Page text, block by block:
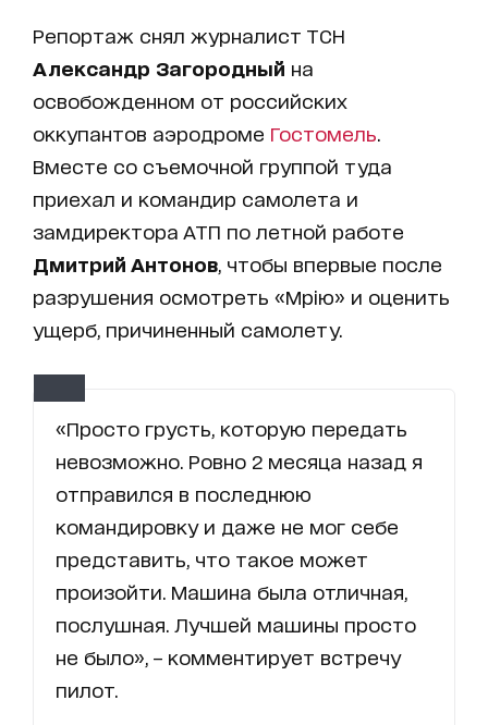
Репортаж снял журналист ТСН
Александр Загородный на
освобожденном от российских
оккупантов аэродроме Гостомель
Вместе со съемочной группой туда
приехал и командир самолета и
замдиректора АТП по летной работе
Дмитрий Антонов , чтобы впервые после
разрушения осмотреть «Мрію» и оценить
ущерб, причиненный самолету.
«Просто грусть, которую передать
невозможно. Ровно 2 месяца назад я
отправился в последнюю
командировку и даже не мог себе
представить, что такое может
произойти. Машина была отличная,
послушная. Лучшей машины просто
не было», – комментирует встречу
пилот.